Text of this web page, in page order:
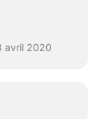
avril 2020